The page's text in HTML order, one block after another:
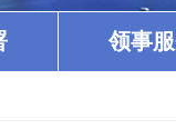
领事